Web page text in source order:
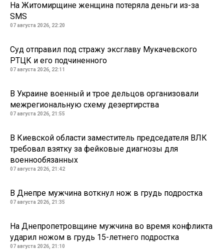
На Житомирщине женщина потеряла деньги из-за
SMS
07 августа 2026, 22:20
Суд отправил под стражу эксглаву Мукачевского
РТЦК и его подчиненного
07 августа 2026, 22:11
В Украине военный и трое дельцов организовали
межрегиональную схему дезертирства
07 августа 2026, 21:55
В Киевской области заместитель председателя ВЛК
требовал взятку за фейковые диагнозы для
военнообязанных
07 августа 2026, 21:42
В Днепре мужчина воткнул нож в грудь подростка
07 августа 2026, 21:35
На Днепропетровщине мужчина во время конфликта
ударил ножом в грудь 15-летнего подростка
07 августа 2026, 21:10